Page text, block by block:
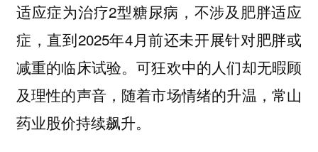
适应症为治疗2型糖尿病，不涉及肥胖适应
症，直到2025年4月前还未开展针对肥胖或
减重的临床试验。可狂欢中的人们却无暇顾
及理性的声音，随着市场情绪的升温，常山
药业股价持续飙升。